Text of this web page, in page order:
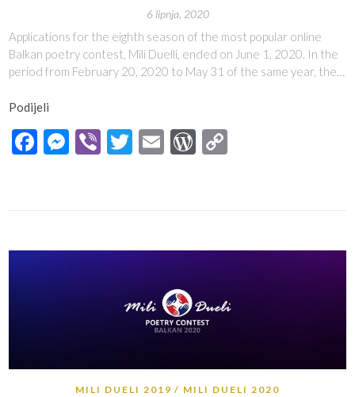
6 lipnja, 2020
Applications for the eighth season of the most popular online
Balkan poetry contest, Mili Duelli, ended on June 1, 2020. In the
period from February 20, 2020 to May 31 of the same year, the…
Podijeli
Facebook
Messenger
ViberTwitter
EmailWordPress
MILI DUELI 2019 MILI DUELI 2020